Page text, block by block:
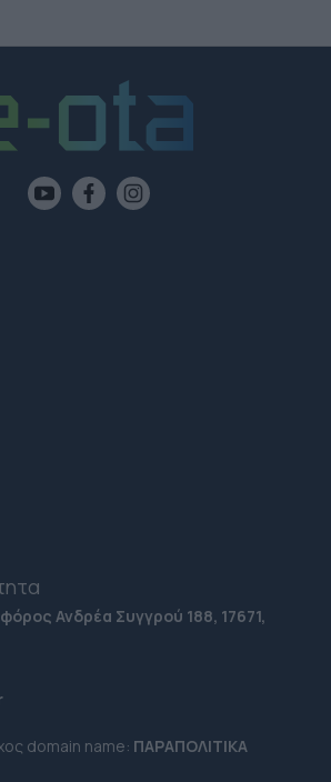
Ανδρέα Συγγρού 188, 17671,
domain name: ΠΑΡΑΠΟΛΙΤΙΚΑ